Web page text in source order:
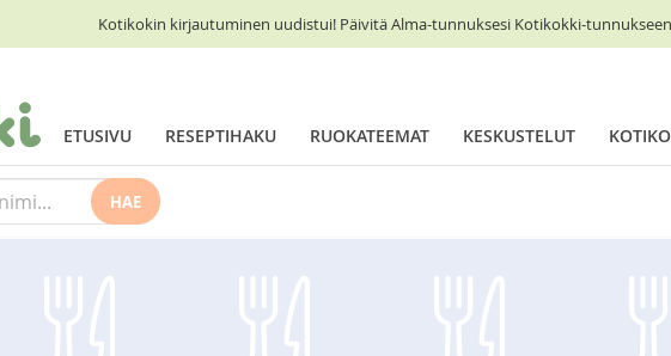
Kotikokin kirjautuminen uudistui! Päivitä Alma-tunnuksesi Kotikokki-
ETUSIVU RESEPTIHAKU RUOKATEEMAT KESKUSTELUT
HAE